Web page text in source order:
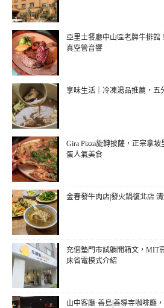
亞里士餐廳中山區老牌牛排館
真空管音響
享味生活｜冷凍湯品推薦，五
Gira Pizza旋轉披薩，正宗拿
蛋人氣美食
金春發牛肉店|發火鍋復北店
充個墊門市試躺開箱文，MIT
床省電模式介紹
山中客廳·善島|善導寺咖啡廳